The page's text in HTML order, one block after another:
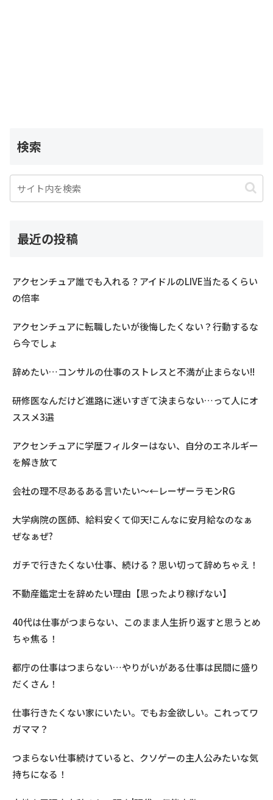
検索
最近の投稿
アクセンチュア誰でも入れる？アイドルのLIVE当たるくらい
の倍率
アクセンチュアに転職したいが後悔したくない？行動するな
ら今でしょ
辞めたい…コンサルの仕事のストレスと不満が止まらない!!
研修医なんだけど進路に迷いすぎて決まらない…って人にオ
ススメ3選
アクセンチュアに学歴フィルターはない、自分のエネルギー
を解き放て
会社の理不尽あるある言いたい～←レーザーラモンRG
大学病院の医師、給料安くて仰天!こんなに安月給なのなぁ
ぜなぁぜ?
ガチで行きたくない仕事、続ける？思い切って辞めちゃえ！
不動産鑑定士を辞めたい理由【思ったより稼げない】
40代は仕事がつまらない、このまま人生折り返すと思うとめ
ちゃ焦る！
都庁の仕事はつまらない…やりがいがある仕事は民間に盛り
だくさん！
仕事行きたくない家にいたい。でもお金欲しい。これってワ
ガママ？
つまらない仕事続けていると、クソゲーの主人公みたいな気
持ちになる！